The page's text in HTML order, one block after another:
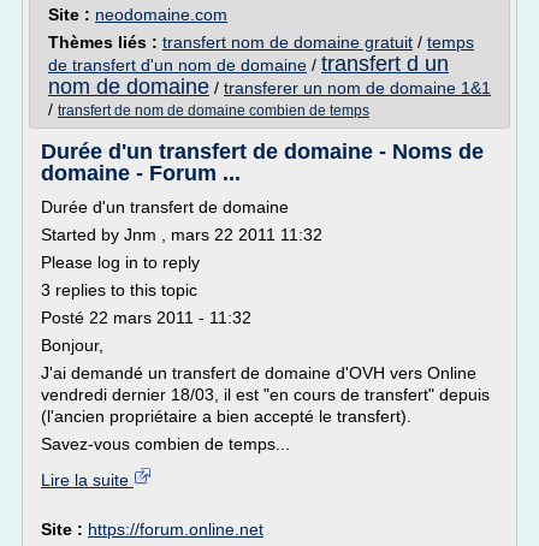
Site : neodomaine.com
Thèmes liés : transfert nom de domaine gratuit / temps
de transfert d'un nom de domaine / transfert d un
nom de domaine / transferer un nom de domaine 1&1
/ transfert de nom de domaine combien de temps
Durée d'un transfert de domaine - Noms de
domaine - Forum ...
Durée d'un transfert de domaine
Started by Jnm , mars 22 2011 11:32
Please log in to reply
3 replies to this topic
Posté 22 mars 2011 - 11:32
Bonjour,
J'ai demandé un transfert de domaine d'OVH vers Online
vendredi dernier 18/03, il est "en cours de transfert" depuis
(l'ancien propriétaire a bien accepté le transfert).
Savez-vous combien de temps...
Lire la suite
Site : https://forum.online.net